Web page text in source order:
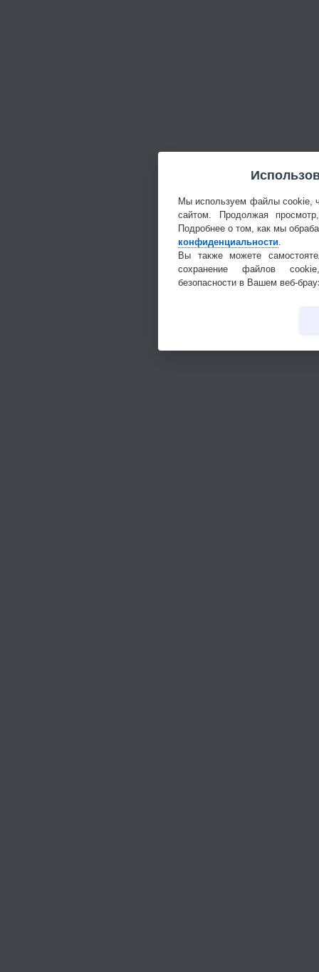
Мы используем файлы cookie,
сайтом. Продолжая
Подробнее о том, как мы
конфиденциальности
Вы также можете
сохранение файлов
безопасности в Вашем веб-